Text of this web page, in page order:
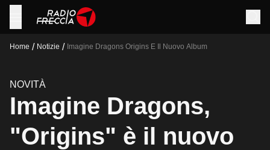
Home / Notizie / Imagine Dragons Origins E Il Nuovo Album
NOVITÀ
Imagine Dragons,
"Origins" è il nuovo